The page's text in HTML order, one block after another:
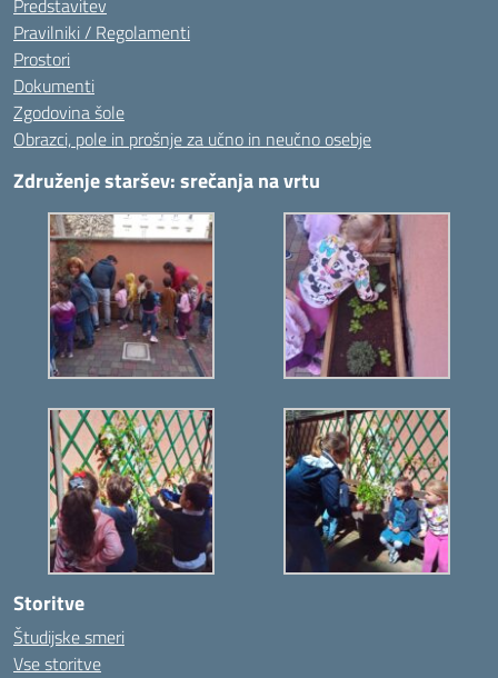
Predstavitev
Pravilniki / Regolamenti
Prostori
Dokumenti
Zgodovina šole
Obrazci, pole in prošnje za učno in neučno osebje
Združenje staršev: srečanja na vrtu
Storitve
Študijske smeri
Vse storitve